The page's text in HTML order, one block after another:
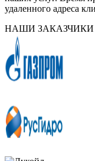
удаленного адреса
НАШИ ЗАКАЗЧИКИ